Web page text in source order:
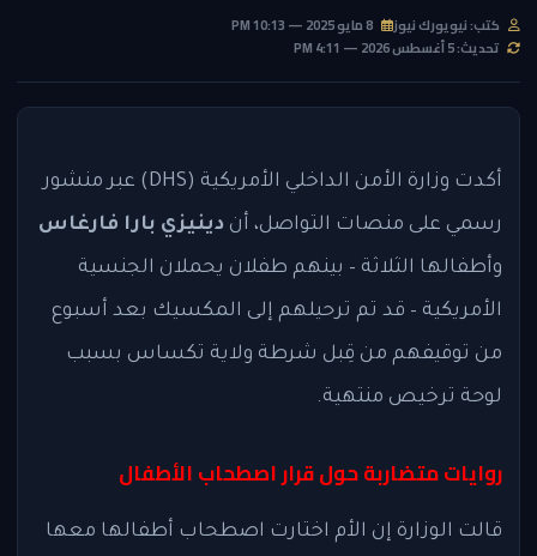
كتب: نيويورك نيوز
تحديث: 5 أغسطس 2026 — 4:11 PM
أكدت وزارة الأمن الداخلي الأمريكية (DHS) عبر منشور
رسمي على منصات التواصل، أن دينيزي بارا فارغاس
وأطفالها الثلاثة – بينهم طفلان يحملان الجنسية
الأمريكية – قد تم ترحيلهم إلى المكسيك بعد أسبوع
من توقيفهم من قِبل شرطة ولاية تكساس بسبب
لوحة ترخيص منتهية.
روايات متضاربة حول قرار اصطحاب الأطفال
قالت الوزارة إن الأم اختارت اصطحاب أطفالها معها